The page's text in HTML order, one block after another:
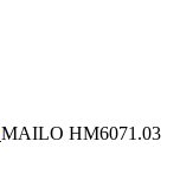
MAILO HM6071.03